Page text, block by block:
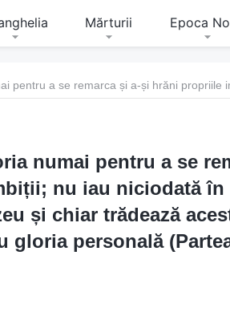
Mărturii Epoca
numai pentru a se
nu iau niciodată în
și chiar trădează
personală